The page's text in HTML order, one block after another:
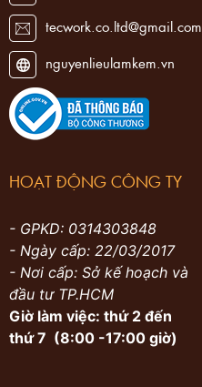
tecwork.co.ltd@gmail.com
nguyenlieulamkem.vn
HOẠT ĐỘNG CÔNG TY
- GPKD: 0314303848
- Ngày cấp: 22/03/2017
- Nơi cấp: Sở kế hoạch và
đầu tư TP.HCM
Giờ làm việc: thứ 2 đến
thứ 7 (8:00 -17:00 giờ)